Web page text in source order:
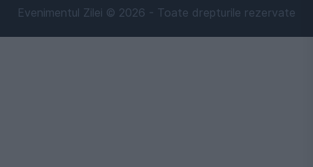
Evenimentul Zilei © 2026 - Toate drepturile rezervate